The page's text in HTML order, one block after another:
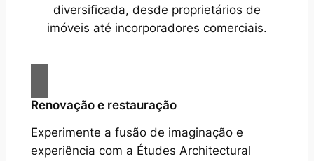
diversificada, desde proprietários de
imóveis até incorporadores comerciais.
Renovação e restauração
Experimente a fusão de imaginação e
experiência com a Études Architectural